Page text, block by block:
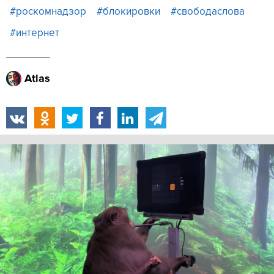
#роскомнадзор #блокировки
#свободаслова
#интернет
Atlas